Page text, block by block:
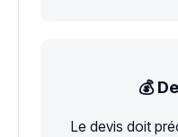
💰
Le devis doit